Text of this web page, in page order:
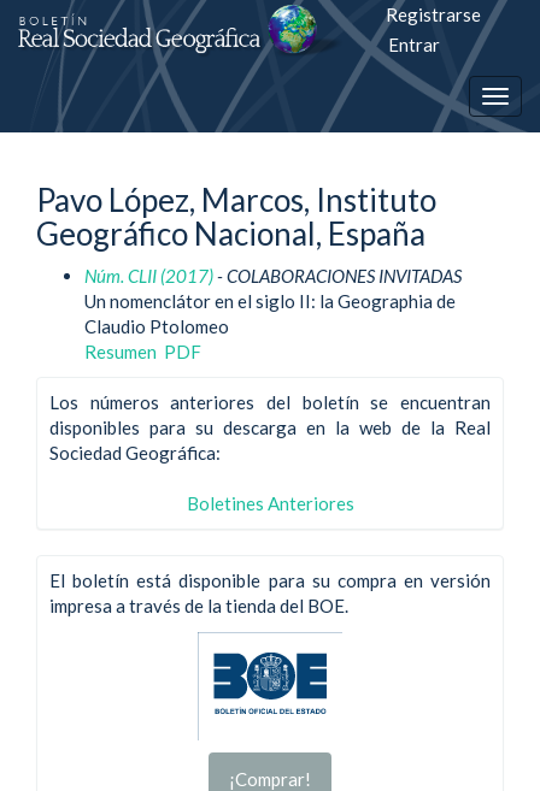
Salto
rápiso
a
página
de
contenido
Navegación
Contenido
principal
Barra
Registrarse
Entrar
Pavo López, Marcos, Instituto
Geográfico Nacional, España
Núm. CLII (2017)- COLABORACIONES INVITADAS
Un nomenclátor en el siglo II: la Geographia de
Claudio Ptolomeo
Resumen PDF
Los números anteriores del boletín se encuentran
disponibles para su descarga en la web de la Real
Sociedad Geográfica:
Boletines Anteriores
El boletín está disponible para su compra en versión
impresa a través de la tienda del BOE.
¡Comprar!